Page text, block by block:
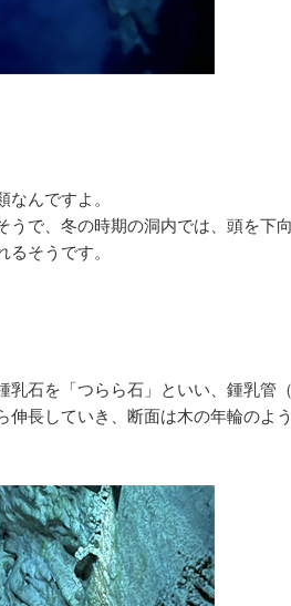
んですよ。
うで、冬の時期の洞内では、頭を下
そうです。
乳石を「つらら石」といい、鍾乳管
伸長していき、断面は木の年輪のよ